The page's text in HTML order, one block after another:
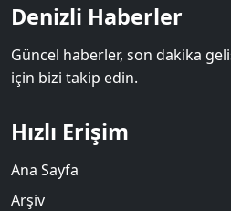
Denizli Haberler
Güncel haberler, son dakika
için bizi takip edin.
Hızlı Erişim
Ana Sayfa
Arşiv